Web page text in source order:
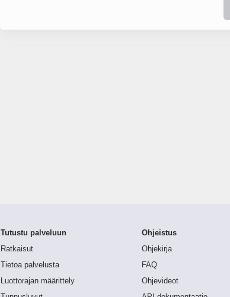
Tutustu palveluun
Ratkaisut
Tietoa palvelusta
Luottorajan määrittely
Ohjeistus
Ohjekirja
FAQ
Ohjevideot